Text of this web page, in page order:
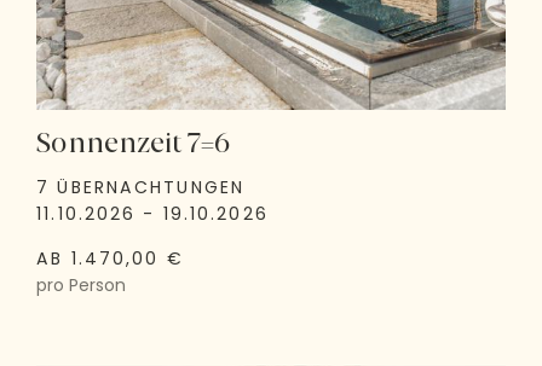
Sonnenzeit 7=6
7 ÜBERNACHTUNGEN
11.10.2026 - 19.10.2026
AB 1.470,00 €
pro Person